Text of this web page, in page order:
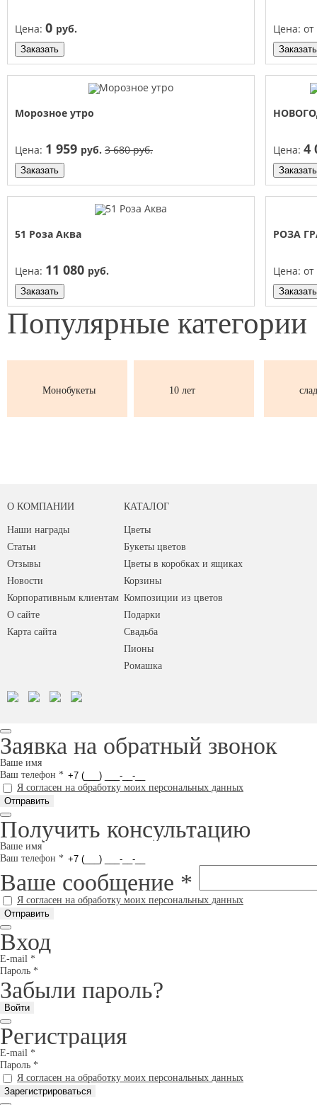
Цена: 0 руб.
Заказать
Цена: от
Заказать
Морозное утро
Цена: 1 959 руб. 3 680 руб.
Заказать
Цена: 4
Заказать
51 Роза Аква
Цена: 11 080 руб.
Заказать
РОЗА
Цена: от
Заказать
Популярные категории
Монобукеты 10 лет
О КОМПАНИИ
Наши награды
Статьи
Отзывы
Новости
Корпоративным клиентам
О сайте
Карта сайта
КАТАЛОГ
Цветы
Букеты цветов
Цветы в коробках и ящиках
Корзины
Композиции из цветов
Подарки
Свадьба
Пионы
Ромашка
Заявка на обратный звонок
Ваше имя
Ваш телефон *
Я согласен на обработку моих персональных данных
Получить консультацию
Ваше имя
Ваш телефон *
Ваше сообщение *
Я согласен на обработку моих персональных данных
Вход
E-mail *
Пароль *
Забыли пароль?
Регистрация
E-mail *
Пароль *
Я согласен на обработку моих персональных данных